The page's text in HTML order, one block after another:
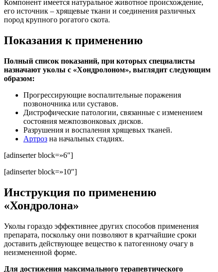
Компонент имеется натуральное животное происхождение,
его источник – хрящевые ткани и соединения различных
пород крупного рогатого скота.
Показания к применению
Полный список показаний, при которых специалисты
назначают уколы с «Хондролоном», выглядит следующим
образом:
Прогрессирующие воспалительные поражения
позвоночника или суставов.
Дистрофические патологии, связанные с изменением
состояния межпозвонковых дисков.
Разрушения и воспаления хрящевых тканей.
Артроз на начальных стадиях.
[adinserter block=»6″]
[adinserter block=»10″]
Инструкция по применению
«Хондролона»
Уколы гораздо эффективнее других способов применения
препарата, поскольку они позволяют в кратчайшие сроки
доставить действующее вещество к патогенному очагу в
неизмененной форме.
Для достижения максимального терапевтического